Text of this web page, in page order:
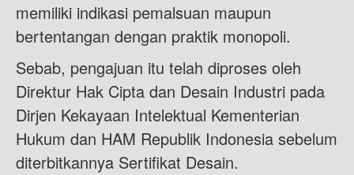
memiliki indikasi pemalsuan maupun
bertentangan dengan praktik monopoli.
Sebab, pengajuan itu telah diproses oleh
Direktur Hak Cipta dan Desain Industri pada
Dirjen Kekayaan Intelektual Kementerian
Hukum dan HAM Republik Indonesia sebelum
diterbitkannya Sertifikat Desain.